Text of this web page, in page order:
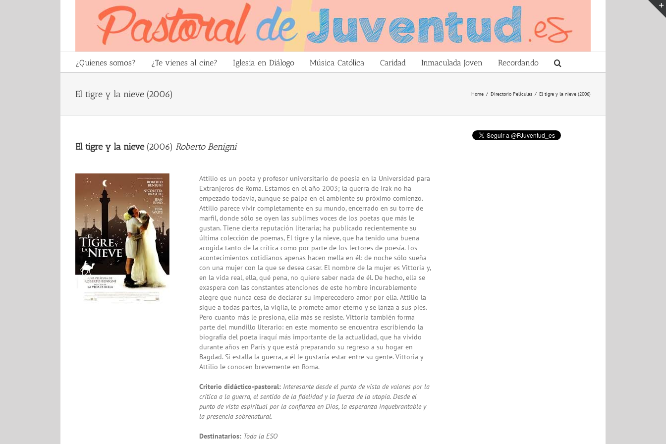
¿Quienes somos? ¿Te vienes al cine? Iglesia en Diálogo Música Católica Caridad Inmaculada Joven Recordando
El tigre y la nieve (2006) Home / Directorio Películas / El tigre y la nieve (2006)
El tigre y la nieve(2006) Roberto Benigni
Attilio es un poeta y profesor universitario de poesía en la Universidad para
Extranjeros de Roma. Estamos en el año 2003; la guerra de Irak no ha
empezado todavía, aunque se palpa en el ambiente su próximo comienzo.
Attilio parece vivir completamente en su mundo, encerrado en su torre de
marfil, donde sólo se oyen las sublimes voces de los poetas que más le
gustan. Tiene cierta reputación literaria; ha publicado recientemente su
última colección de poemas, El tigre y la nieve, que ha tenido una buena
acogida tanto de la crítica como por parte de los lectores de poesía. Los
acontecimientos cotidianos apenas hacen mella en él: de noche sólo sueña
con una mujer con la que se desea casar. El nombre de la mujer es Vittoria y,
en la vida real, ella, qué pena, no quiere saber nada de él. De hecho, ella se
exaspera con las constantes atenciones de este hombre incurablemente
alegre que nunca cesa de declarar su imperecedero amor por ella. Attilio la
sigue a todas partes, la vigila, le promete amor eterno y se lanza a sus pies.
Pero cuanto más le presiona, ella más se resiste. Vittoria también forma
parte del mundillo literario: en este momento se encuentra escribiendo la
biografía del poeta iraquí más importante de la actualidad, que ha vivido
durante años en París y que está preparando su regreso a su hogar en
Bagdad. Si estalla la guerra, a él le gustaría estar entre su gente. Vittoria y
Attilio le conocen brevemente en Roma.
Criterio didáctico-pastoral: Interesante desde el punto de vista de valores por la
crítica a la guerra, el sentido de la fidelidad y la fuerza de la utopía. Desde el
punto de vista espiritual por la confianza en Dios, la esperanza inquebrantable y
la presencia sobrenatural.
Destinatarios: Toda la ESO